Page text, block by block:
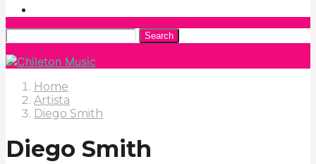
Search
Home
Artista
Diego Smith
Diego Smith